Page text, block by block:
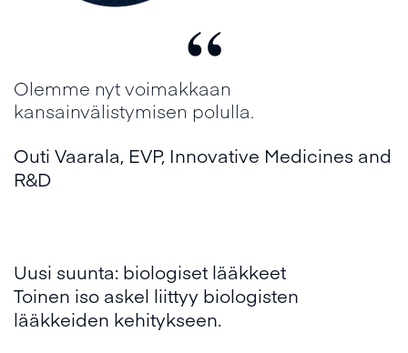
“
Olemme nyt voimakkaan
kansainvälistymisen polulla.
Outi Vaarala, EVP, Innovative Medicines and
R&D
Uusi suunta: biologiset lääkkeet
Toinen iso askel liittyy biologisten
lääkkeiden kehitykseen.